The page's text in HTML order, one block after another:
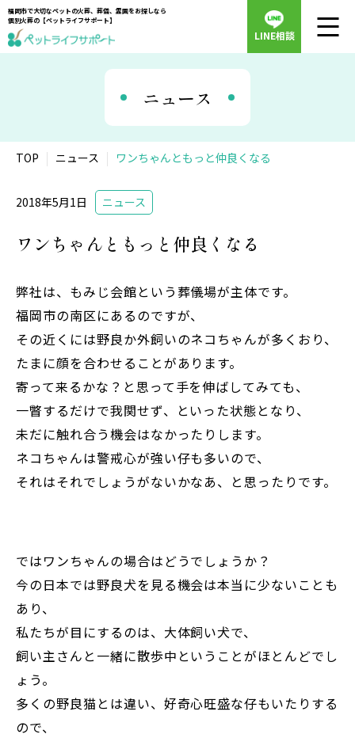
福岡市で大切なペットの火葬、葬儀、霊園をお探しなら
個別火葬の【ペットライフサポート】
LINE相談
ニュース
TOP ニュース ワンちゃんともっと仲良くなる
2018年5月1日 ニュース
ワンちゃんともっと仲良くなる
弊社は、もみじ会館という葬儀場が主体です。
福岡市の南区にあるのですが、
その近くには野良か外飼いのネコちゃんが多くおり、
たまに顔を合わせることがあります。
寄って来るかな？と思って手を伸ばしてみても、
一瞥するだけで我関せず、といった状態となり、
未だに触れ合う機会はなかったりします。
ネコちゃんは警戒心が強い仔も多いので、
それはそれでしょうがないかなあ、と思ったりです。
ではワンちゃんの場合はどうでしょうか？
今の日本では野良犬を見る機会は本当に少ないことも
あり、
私たちが目にするのは、大体飼い犬で、
飼い主さんと一緒に散歩中ということがほとんどでし
ょう。
多くの野良猫とは違い、好奇心旺盛な仔もいたりする
ので、